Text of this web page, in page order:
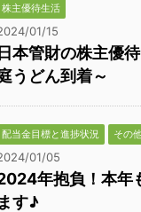
株主優待生活
01/15
日本管財の株主優
うどん到着～
配当金目標と進捗状況 その
01/05
年抱負！本年
ます♪